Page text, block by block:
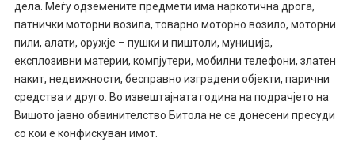
дела. Меѓу одземените предмети има наркотична дрога,
патнички моторни возила, товарно моторно возило, моторни
пили, алати, оружје – пушки и пиштоли, муниција,
експлозивни материи, компјутери, мобилни телефони, златен
накит, недвижности, бесправно изградени објекти, парични
средства и друго. Во извештајната година на подрачјето на
Вишото јавно обвинителство Битола не се донесени пресуди
со кои е конфискуван имот.